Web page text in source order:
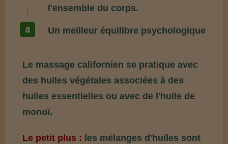
l'ensemble du corps.
Un meilleur équilibre psychologique
Le massage californien se pratique avec
des huiles végétales associées à des
huiles essentielles ou avec de l'huile de
monoï.
Le petit plus : les mélanges d'huiles sont